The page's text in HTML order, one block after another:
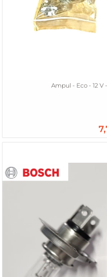
Ampul - Eco - 12 V